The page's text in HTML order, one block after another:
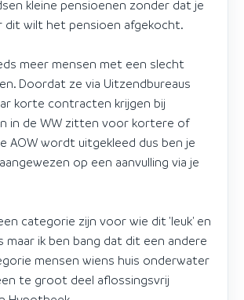
kleine pensioenen zonder dat je
dit wilt het pensioen afgekocht.
meer mensen met een slecht
Doordat ze via Uitzendbureaus
korte contracten krijgen bij
in de WW zitten voor kortere of
AOW wordt uitgekleed dus ben je
op een aanvulling via je
categorie zijn voor wie dit 'leuk' en
maar ik ben bang dat dit een andere
mensen wiens huis onderwater
te groot deel aflossingsvrij